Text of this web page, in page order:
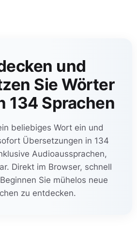
und
Sie Wörter
134 Sprachen
beliebiges Wort ein und
Übersetzungen in 134
Audioaussprachen,
Direkt im Browser, schnell
Sie mühelos neue
zu entdecken.